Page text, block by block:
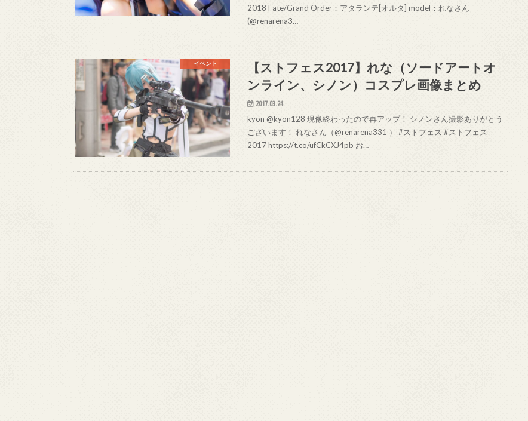
2018 Fate/Grand Order：アタランテ[オルタ] model：れなさん
(@renarena3…
イベント
【ストフェス2017】れな（ソードアートオ
ンライン、シノン）コスプレ画像まとめ
2017.03.24
kyon @kyon128 現像終わったので再アップ！ シノンさん撮影ありがとう
ございます！ れなさん（@renarena331 ） #ストフェス #ストフェス
2017 https://t.co/ufCkCXJ4pb お…